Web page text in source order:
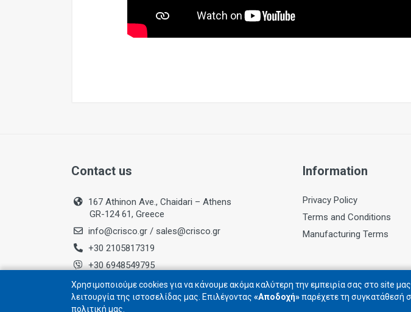
Contact us
167 Athinon Ave., Chaidari – Athens
GR-124 61, Greece
info@crisco.gr / sales@crisco.gr
+30 2105817319
+30 6948549795
Business Registry No.: 084283902000
Information
Privacy Policy
Terms and Conditions
Manufacturing Terms
Χρησιμοποιούμε cookies για να κάνουμε ακόμα καλύτερη την εμπειρία σας στο site
λειτουργία της ιστοσελίδας μας. Επιλέγοντας «Αποδοχή»παρέχετε τη συγκατάθεσή
πολιτική μας.